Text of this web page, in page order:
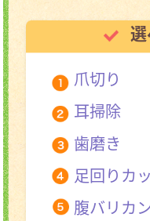
爪切り
耳掃除
歯磨き
足回りカ
腹バリカ